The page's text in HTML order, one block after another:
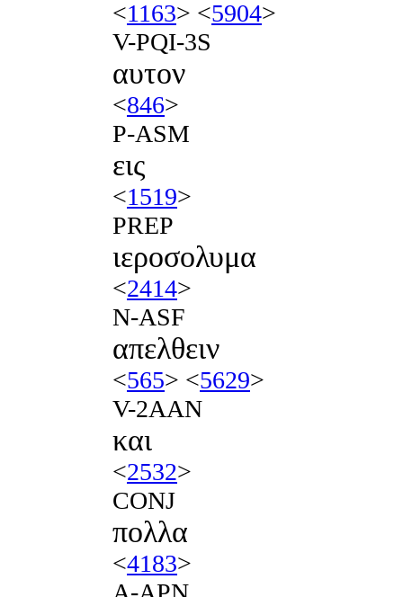
<1163> <5904>
V-PQI-3S
αυτον
<846>
P-ASM
εις
<1519>
PREP
ιεροσολυμα
<2414>
N-ASF
απελθειν
<565> <5629>
V-2AAN
και
<2532>
CONJ
πολλα
<4183>